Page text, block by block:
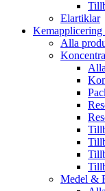
Elartiklar
Alla
Medel &